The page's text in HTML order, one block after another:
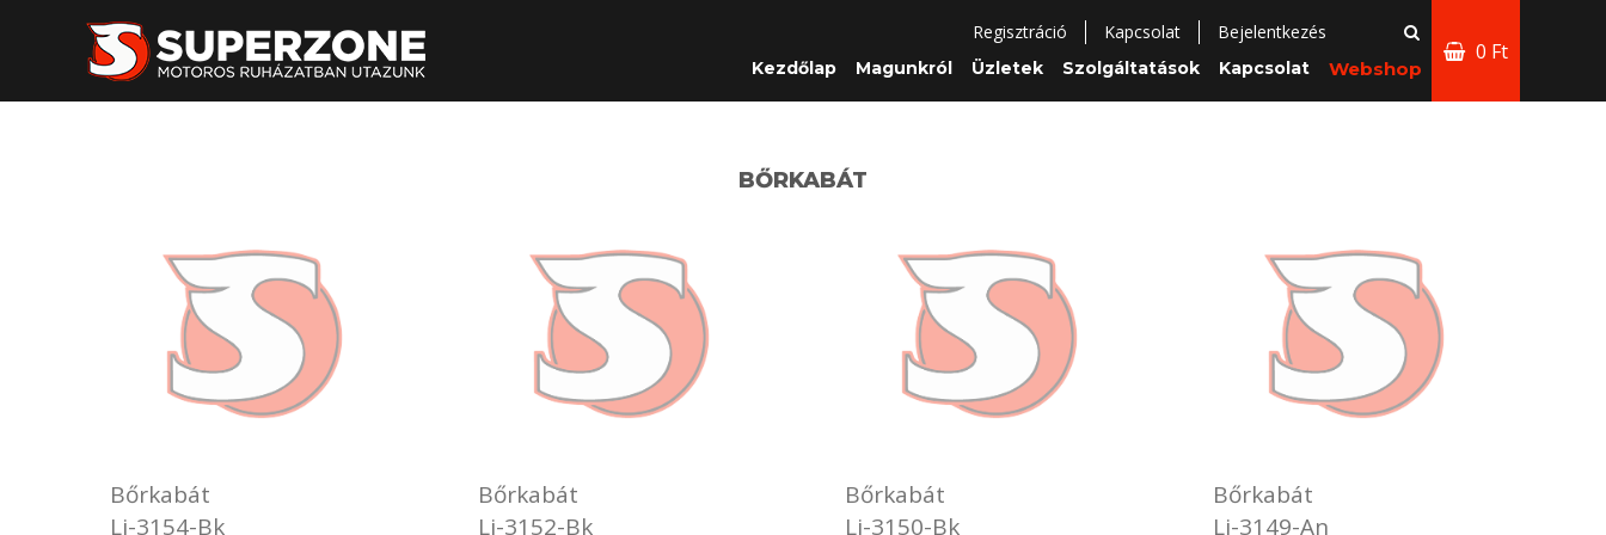
Regisztráció Kapcsolat Bejelentkezés
Kezdőlap Magunkról Üzletek Szolgáltatások Kapcsolat Webshop
0 Ft
BŐRKABÁT
Bőrkabát
Lj-3154-Bk
Bőrkabát
Lj-3152-Bk
Bőrkabát
Lj-3150-Bk
Bőrkabát
Lj-3149-An